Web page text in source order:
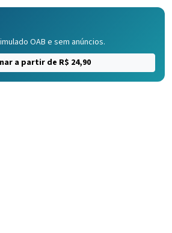
OAB e sem anúncios.
a partir de R$ 24,90